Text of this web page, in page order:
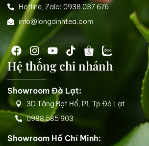
Hotline, Zalo: 0938 037 676
info@longdinhtea.com
Hệ thống chi nhánh
Showroom Đà Lạt:
3D Tăng Bạt Hổ, P1, Tp Đà Lạt
0988 585 903
Showroom Hồ Chí Minh: